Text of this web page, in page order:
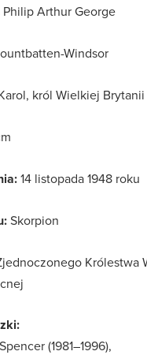
Philip Arthur George
Windsor
król Wielkiej Brytanii
14 listopada 1948 roku
Skorpion
Królestwa
(1981–1996),